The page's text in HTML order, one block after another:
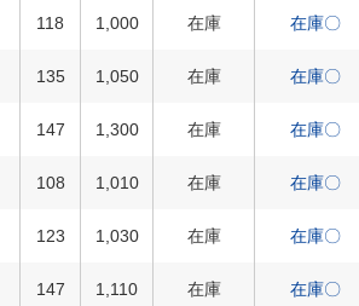
118 1,000 在庫 在庫〇
135 1,050 在庫 在庫〇
147 1,300 在庫 在庫〇
108 1,010 在庫 在庫〇
123 1,030 在庫 在庫〇
147 1,110 在庫 在庫〇